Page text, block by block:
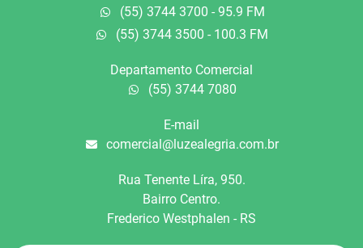
(55) 3744 3700 - 95.9 FM
(55) 3744 3500 - 100.3 FM
Departamento Comercial
(55) 3744 7080
E-mail
comercial@luzealegria.com.br
Rua Tenente Líra, 950.
Bairro Centro.
Frederico Westphalen - RS